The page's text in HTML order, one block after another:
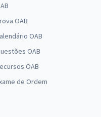
OAB
OAB
OAB
OAB
de Ordem